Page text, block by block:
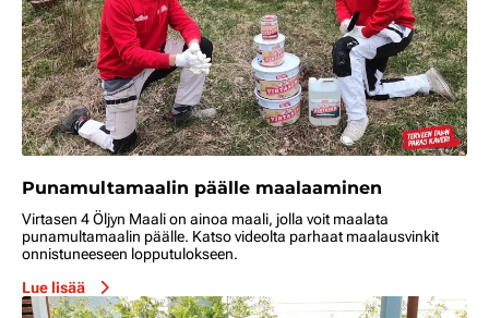
Punamultamaalin päälle maalaaminen
Virtasen 4 Öljyn Maali on ainoa maali, jolla voit maalata
punamultamaalin päälle. Katso videolta parhaat maalausvinkit
onnistuneeseen lopputulokseen.
Lue lisää